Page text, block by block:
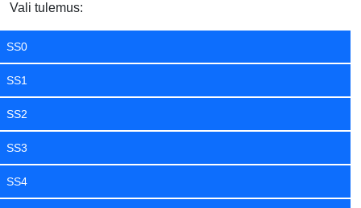
Vali tulemus:
SS0
SS1
SS2
SS3
SS4